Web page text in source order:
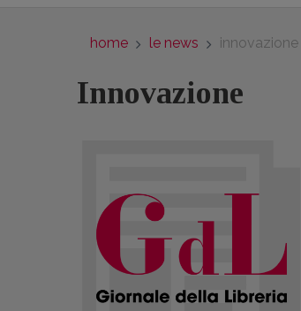
home le news innovazione
Innovazione